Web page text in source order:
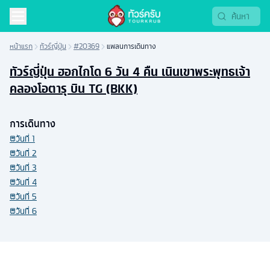
หน้าแรก ทัวร์ญี่ปุ่น #20369 แพลนการเดินทาง
ทัวร์ญี่ปุ่น ฮอกไกโด 6 วัน 4 คืน เนินเขาพระพุทธเจ้า
คลองโอตารุ บิน TG (BKK)
การเดินทาง
วันที่ 1
วันที่ 2
วันที่ 3
วันที่ 4
วันที่ 5
วันที่ 6